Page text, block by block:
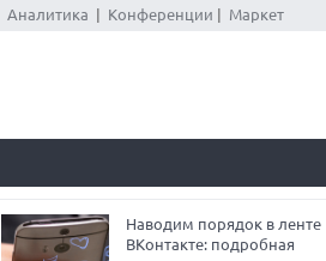
Аналитика Конференции Маркет
Наводим порядок в ленте
ВКонтакте: подробная